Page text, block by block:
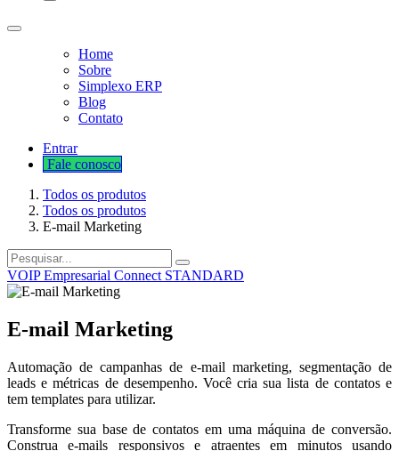
Home
Sobre
Simplexo ERP
Blog
Contato
Entrar
Fale cono​​​​​​​​sco
Todos os produtos
Todos os produtos
E-mail Marketing
VOIP Empresarial Connect STANDARD
E-mail Marketing
Automação de campanhas de e-mail marketing, segmentação de
leads e métricas de desempenho. Você cria sua lista de contatos e
tem templates para utilizar.
Transforme sua base de contatos em uma máquina de conversão.
Construa e-mails responsivos e atraentes em minutos usando